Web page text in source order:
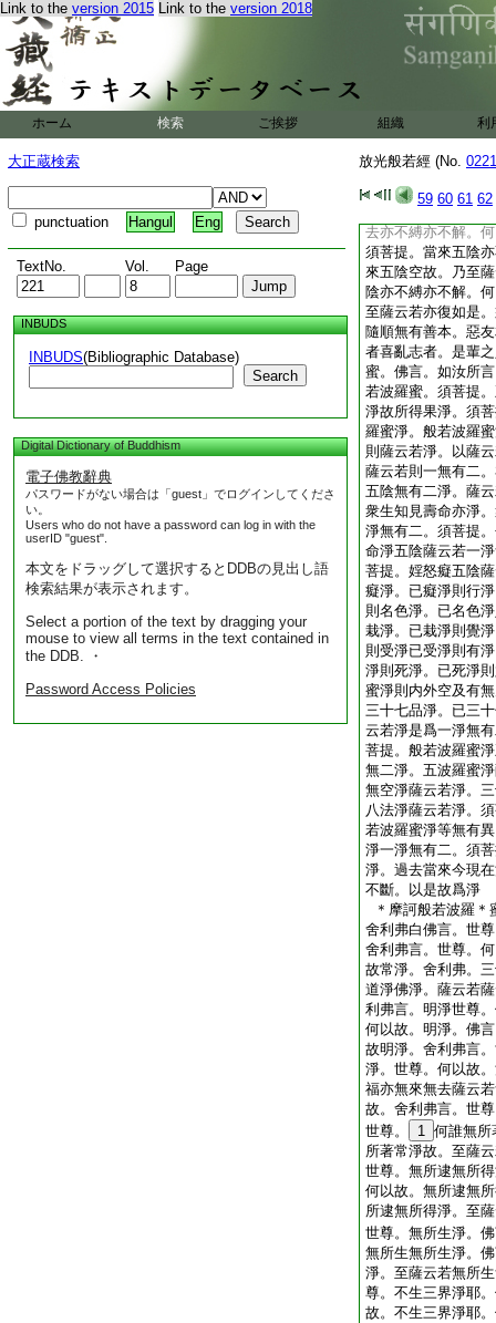
Link to the version 2015 Link to the version 2018
ホーム 検索 ご挨拶 組織 利
大正蔵検索
punctuation Hangul Eng
TextNo. Vol. Page
INBUDS
INBUDS(Bibliographic Database)
Search
Digital Dictionary of Buddhism
電子佛教辭典
パスワードがない場合は「guest」でログインしてくださ
い。
Users who do not have a password can log in with the
userID "guest".
本文をドラッグして選択するとDDBの見出し語
検索結果が表示されます。
Select a portion of the text by dragging your
mouse to view all terms in the text contained in
the DDB. ・
Password Access Policies
放光般若經 (No.
59 60 61 62
言。如是須菩提如
世尊。云何深般若
須菩提。五陰不縛
痛痛自有性。想想
波羅蜜所有無所有
亦不縛亦不解。何
須菩提三十七品至
云若事亦不縛亦不
所有故。五陰過去
去亦不縛亦不解。
須菩提。當來五陰
來五陰空故。乃至
陰亦不縛亦不解。
至薩云若亦復如是
隨順無有善本。惡
者喜亂志者。是輩
蜜。佛言。如汝所
若波羅蜜。須菩提
淨故所得果淨。須
羅蜜淨。般若波羅
則薩云若淨。以薩
薩云若則一無有二
五陰無有二淨。薩
衆生知見壽命亦淨
淨無有二。須菩提
命淨五陰薩云若一
菩提。婬怒癡五陰
癡淨。已癡淨則行
則名色淨。已名色
栽淨。已栽淨則覺
則受淨已受淨則有
淨則死淨。已死淨
蜜淨則内外空及有
三十七品淨。已三
云若淨是爲一淨無
菩提。般若波羅蜜
無二淨。五波羅蜜
無空淨薩云若淨。
八法淨薩云若淨。
若波羅蜜淨等無有
淨一淨無有二。須
淨。過去當來今現
不斷。以是故爲淨
＊摩訶般若波羅＊
舍利弗白佛言。世
舍利弗言。世尊。
故常淨。舍利弗。
道淨佛淨。薩云若
利弗言。明淨世尊
何以故。明淨。佛
故明淨。舍利弗言
淨。世尊。何以故
福亦無來無去薩云
故。舍利弗言。世
世尊。
1 何誰無所
所著常淨故。至薩
世尊。無所逮無所
何以故。無所逮無
所逮無所得淨。至
世尊。無所生淨。
無所生無所生淨。
淨。至薩云若無所
尊。不生三界淨耶
故。不生三界淨耶